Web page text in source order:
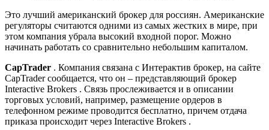
Это лучший американский брокер для россиян. Американские
регуляторы считаются одними из самых жестких в мире, при
этом компания убрала высокий входной порог. Можно
начинать работать со сравнительно небольшим капиталом.
CapTrader . Компания связана с Интерактив брокер, на сайте
CapTrader сообщается, что он – представляющий брокер
Interactive Brokers . Связь прослеживается и в описании
торговых условий, например, размещение ордеров в
телефонном режиме проводится бесплатно, причем отдача
приказа происходит через Interactive Brokers .